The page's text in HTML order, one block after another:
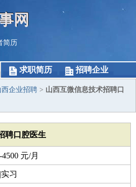
网
简历
求职简历 招聘企业
西企业招聘 > 山西互微信息技术招聘口
聘口腔医生
4500 元/月
习